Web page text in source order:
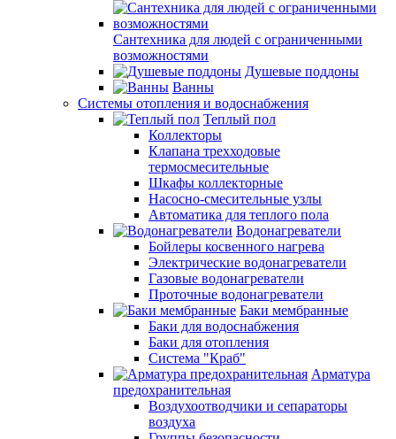
Сантехника для людей с ограниченными
возможностями
Душевые поддоны
Ванны
Системы отопления и водоснабжения
Теплый пол
Коллекторы
Клапана трехходовые
термосмесительные
Шкафы коллекторные
Насосно-смесительные узлы
Автоматика для теплого пола
Водонагреватели
Бойлеры косвенного нагрева
Электрические водонагреватели
Газовые водонагреватели
Проточные водонагреватели
Баки мембранные
Баки для водоснабжения
Баки для отопления
Система "Краб"
Арматура
предохранительная
Воздухоотводчики и сепараторы
воздуха